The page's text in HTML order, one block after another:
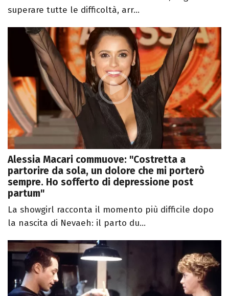
superare tutte le difficoltà, arr...
Alessia Macari commuove: "Costretta a
partorire da sola, un dolore che mi porterò
sempre. Ho sofferto di depressione post
partum"
La showgirl racconta il momento più difficile dopo
la nascita di Nevaeh: il parto du...